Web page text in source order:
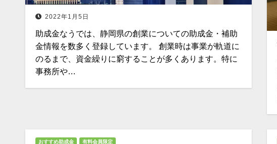
2022年1月5日
助成金なうでは、静岡県の創業についての助成金・補助
金情報を数多く登録しています。 創業時は事業が軌道に
のるまで、資金繰りに窮することが多くあります。特に
事務所や…
おすすめ助成金 有料会員限定